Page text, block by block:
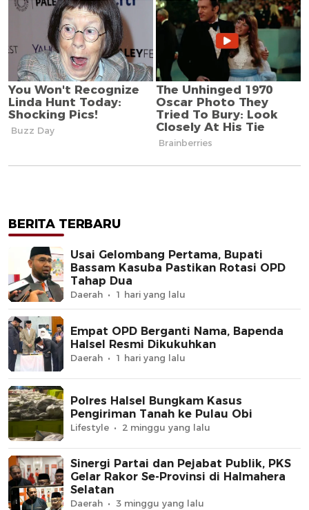
BERITA TERBARU
Usai Gelombang Pertama, Bupati
Bassam Kasuba Pastikan Rotasi OPD
Tahap Dua
Daerah 1 hari yang lalu
Empat OPD Berganti Nama, Bapenda
Halsel Resmi Dikukuhkan
Daerah 1 hari yang lalu
Polres Halsel Bungkam Kasus
Pengiriman Tanah ke Pulau Obi
Lifestyle 2 minggu yang lalu
Sinergi Partai dan Pejabat Publik, PKS
Gelar Rakor Se-Provinsi di Halmahera
Selatan
Daerah 3 minggu yang lalu